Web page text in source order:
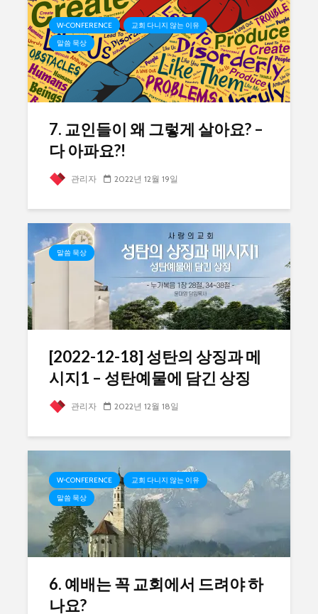
W-CONFERENCE
교회 다니지 않는 이유
말씀 묵상
7. 교인들이 왜 그렇게 살아요? –
다 아파요?!
관리자 2022년 12월 19일
말씀 묵상
[2022-12-18] 성탄의 상징과 메
시지1 – 성탄예물에 담긴 상징
관리자 2022년 12월 18일
W-CONFERENCE
교회 다니지 않는 이유
말씀 묵상
6. 예배는 꼭 교회에서 드려야 하
나요?